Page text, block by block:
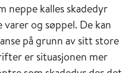
neppe kalles skadedyr
og søppel. De kan
på grunn av sitt store
er situasjonen mer